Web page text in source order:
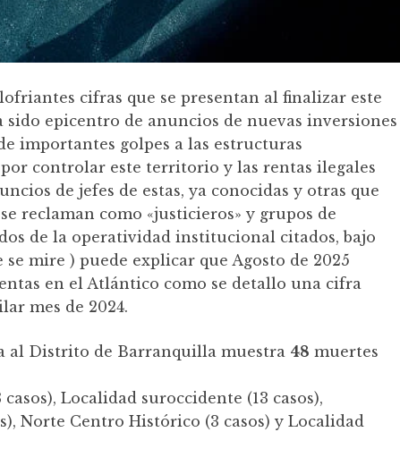
cifras que se presentan al finalizar este
sido epicentro de anuncios de nuevas inversiones
importantes golpes a las estructuras
controlar este territorio y las rentas ilegales
de jefes de estas, ya conocidas y otras que
reclaman como «justicieros» y grupos de
de la operatividad institucional citados, bajo
mire ) puede explicar que Agosto de 2025
en el Atlántico como se detallo una cifra
mes de 2024.
al Distrito de Barranquilla muestra 48 muertes
Localidad suroccidente (13 casos),
Norte Centro Histórico (3 casos) y Localidad